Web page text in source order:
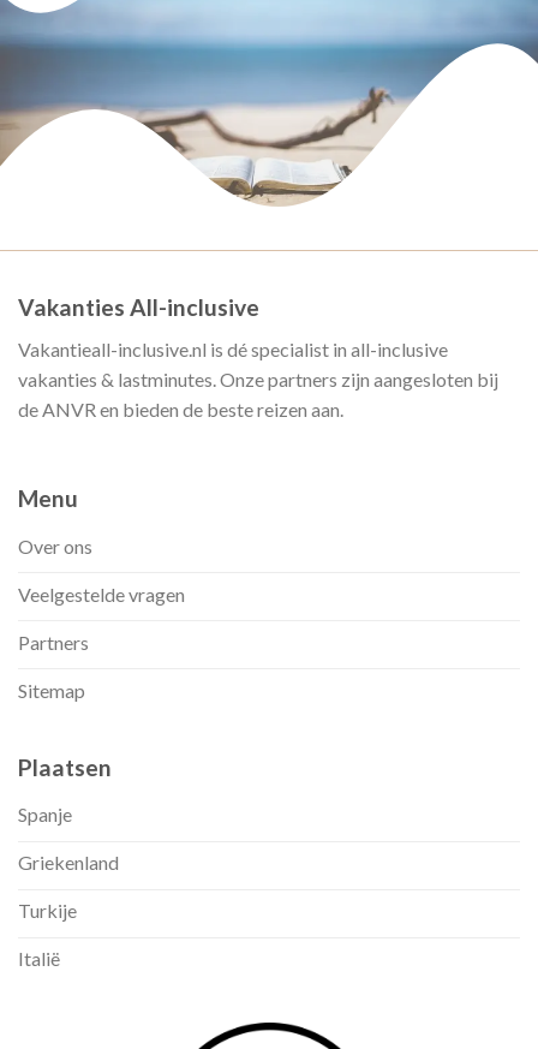
Vakanties All-inclusive
Vakantieall-inclusive.nl is dé specialist in all-inclusive
vakanties & lastminutes. Onze partners zijn aangesloten bij
de ANVR en bieden de beste reizen aan.
Menu
Over ons
Veelgestelde vragen
Partners
Sitemap
Plaatsen
Spanje
Griekenland
Turkije
Italië